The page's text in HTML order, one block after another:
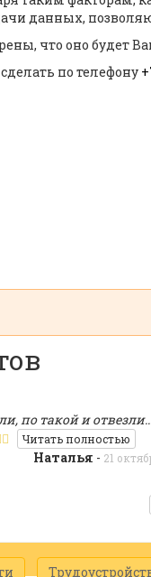
данных,
что оно будет
по телефону
по такой и
Читать полностью
Наталья - 21